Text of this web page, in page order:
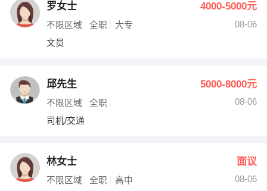
罗女士 4000-5000元
不限区域 全职 大专
08-06
文员
邱先生 5000-8000元
不限区域 全职
08-06
司机/交通
林女士 面议
不限区域 全职 高中
08-06